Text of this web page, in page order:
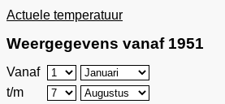
Actuele temperatuur
Weergegevens vanaf 1951
Vanaf
t/m